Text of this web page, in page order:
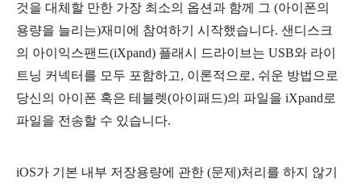
것을 대체할 만한 가장 최소의 옵션과 함께 그 (아이폰의
용량을 늘리는)재미에 참여하기 시작했습니다. 샌디스크
의 아이익스팬드(iXpand) 플래시 드라이브는 USB와 라이
트닝 커넥터를 모두 포함하고, 이론적으로, 쉬운 방법으로
당신의 아이폰 혹은 테블렛(아이패드)의 파일을 iXpand로
파일을 전송할 수 있습니다.
iOS가 기본 내부 저장용량에 관한 (문제)처리를 하지 않기